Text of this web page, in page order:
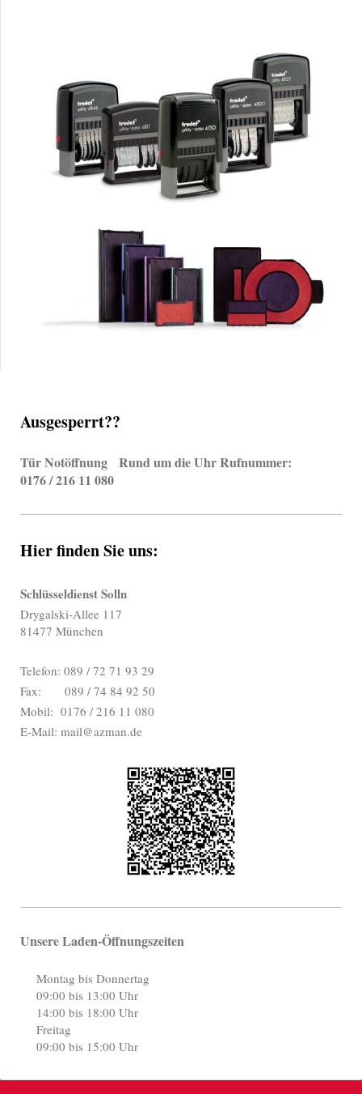
Ausgesperrt??
Tür Notöffnung Rund um die Uhr Rufnummer:
0176 / 216 11 080
Hier finden Sie uns:
Schlüsseldienst Solln
Drygalski-Allee 117
81477 München
Telefon: 089 / 72 71 93 29
Fax: 089 / 74 84 92 50
Mobil: 0176 / 216 11 080
E-Mail: mail@azman.de
Unsere Laden-Öffnungszeiten
Montag bis Donnertag
09:00 bis 13:00 Uhr
14:00 bis 18:00 Uhr
Freitag
09:00 bis 15:00 Uhr